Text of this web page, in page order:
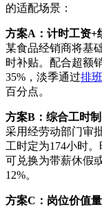
的适配场景：
方案A：计时工资+
某食品经销商将基
时补贴。配合超额
35%，淡季通过排班
百分点。
方案B：综合工时
采用经劳动部门审
工时定为174小时
可兑换为带薪休假
12%。
方案C：岗位价值